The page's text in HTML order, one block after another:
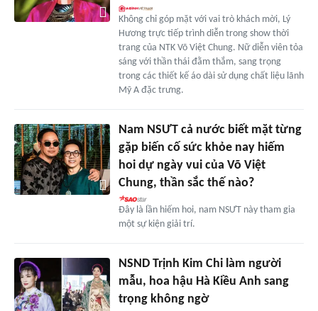
Không chỉ góp mặt với vai trò khách mời, Lý
Hương trực tiếp trình diễn trong show thời
trang của NTK Võ Việt Chung. Nữ diễn viên tỏa
sáng với thần thái đằm thắm, sang trọng
trong các thiết kế áo dài sử dụng chất liệu lãnh
Mỹ A đặc trưng.
Nam NSƯT cả nước biết mặt từng
gặp biến cố sức khỏe nay hiếm
hoi dự ngày vui của Võ Việt
Chung, thần sắc thế nào?
Đây là lần hiếm hoi, nam NSƯT này tham gia
một sự kiện giải trí.
NSND Trịnh Kim Chi làm người
mẫu, hoa hậu Hà Kiều Anh sang
trọng không ngờ